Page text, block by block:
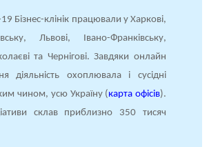
Бізнес-клінік працювали у Харкові,
Львові, Івано-Франківську,
та Чернігові. Завдяки онлайн
діяльність охоплювала і сусідні
чином, усю Україну ( карта офісів).
склав приблизно 350 тисяч